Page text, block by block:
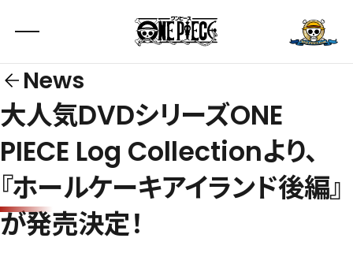
News
大人気DVDシリーズONE
PIECE Log Collectionより、
『ホールケーキアイランド後編』
が発売決定！